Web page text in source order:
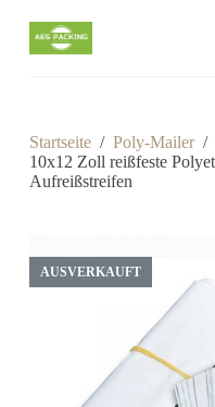
Z
m
Startseite / Poly-Mailer /
10x12 Zoll reißfeste
Aufreißstreifen
AUSVERKAUFT